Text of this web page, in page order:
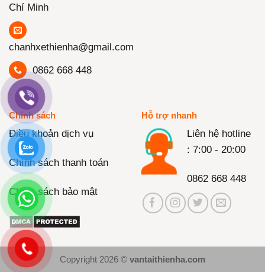
Chí Minh
chanhxethienha@gmail.com
0862 668 448
Chính sách
Điều khoản dịch vụ
Chính sách thanh toán
Chính sách bảo mật
Hỗ trợ nhanh
Liên hệ hotline
: 7:00 - 20:00
0862 668 448
Copyright 2026 © vantaithienha.com